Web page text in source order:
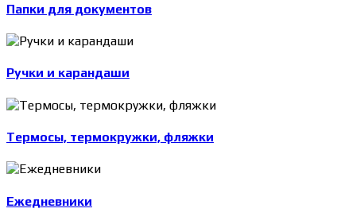
Папки для документов
Ручки и карандаши
Термосы, термокружки, фляжки
Ежедневники